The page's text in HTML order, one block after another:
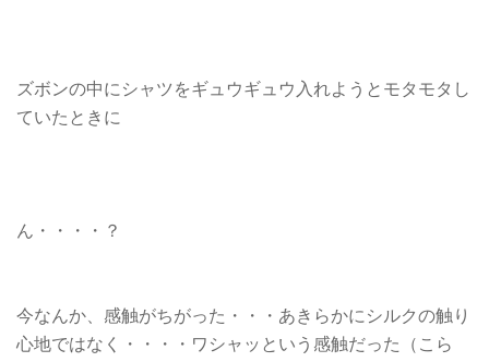
ズボンの中にシャツをギュウギュウ入れようとモタモタし
ていたときに
ん・・・・？
今なんか、感触がちがった・・・あきらかにシルクの触り
心地ではなく・・・・ワシャッという感触だった（こら